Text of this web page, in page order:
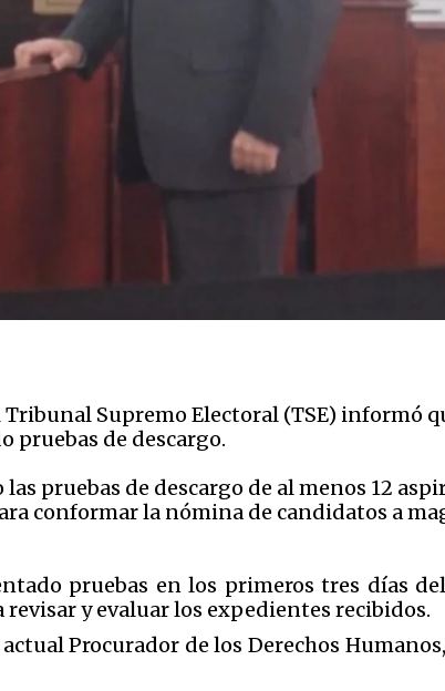
Supremo Electoral (TSE) informó
pruebas de descargo.
pruebas de descargo de al menos 12
conformar la nómina de candidatos a
pruebas en los primeros tres días
y evaluar los expedientes recibidos.
Procurador de los Derechos